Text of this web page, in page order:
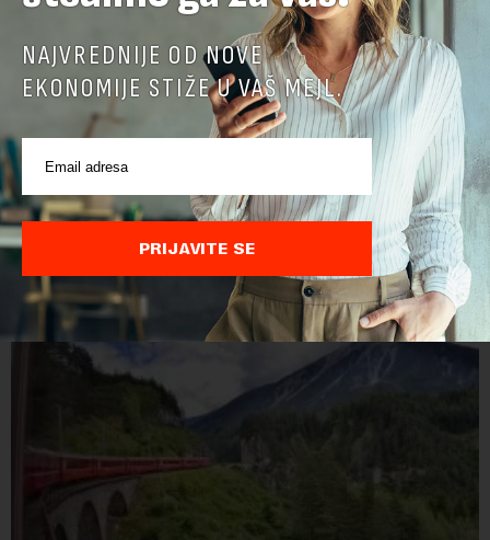
Jerma Art Festival od 7. do 9. avgusta u
Specijalnom rezervatu prirode „Jerma“ kod
Pirota
Jerma Art Festival, neprofitni i samoodrživi kulturni događaj
održaće se ove godine po treći put od 7. do 9. avgusta u
Specijalnom rezervatu prirode "Jerma" u selu Vlasi kod
Pirota.Festival okuplja umetn...
NAJVREDNIJE OD NOVE
EKONOMIJE STIŽE U VAŠ MEJL.
PRIJAVITE SE